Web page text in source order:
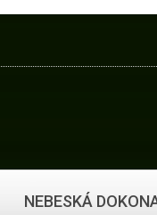
NEBESKÁ